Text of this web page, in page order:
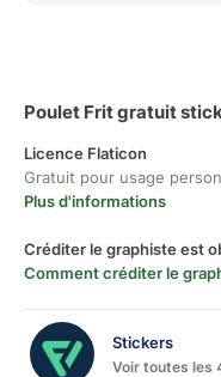
Poulet Frit gratuit
Licence Flaticon
Gratuit pour usage
Plus d'informations
Créditer le graphiste est
Comment créditer le
Stickers
Voir toutes les